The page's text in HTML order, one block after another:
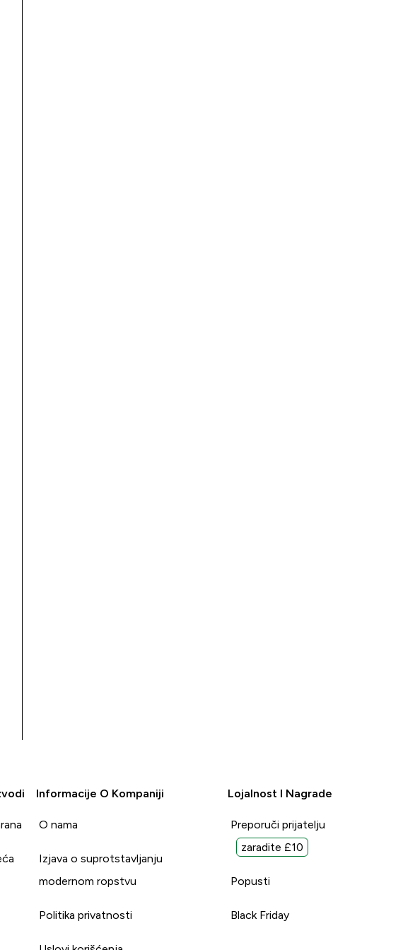
30servings
Informacije O Kompaniji
O nama
Izjava o suprotstavljanju
modernom ropstvu
Politika privatnosti
Lojalnost I Nagrade
Preporuči prijatelju
zaradite £10
Popusti
Black Friday